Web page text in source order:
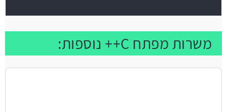
משרות מפתח C++ נוספות: